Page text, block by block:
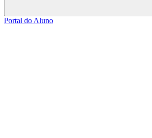
Buscar
Portal do Aluno